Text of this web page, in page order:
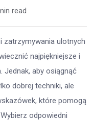
read
zatrzymywania ulotnych
najpiękniejsze i
Jednak, aby osiągnąć
dobrej techniki, ale
które pomogą
odpowiedni